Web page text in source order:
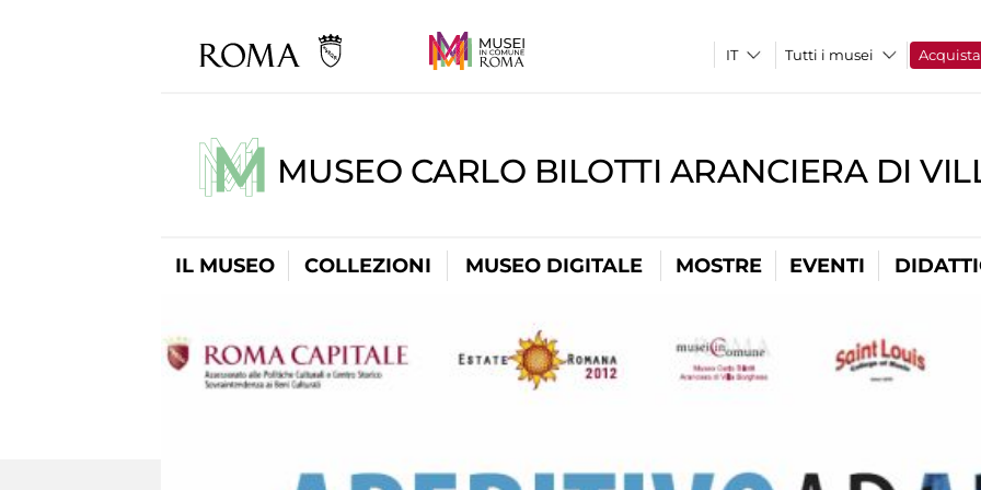
Tutti i musei Acquista
MUSEO CARLO BILOTTI ARANCIERA DI
IL MUSEO COLLEZIONI MUSEO DIGITALE MOSTRE EVENTI